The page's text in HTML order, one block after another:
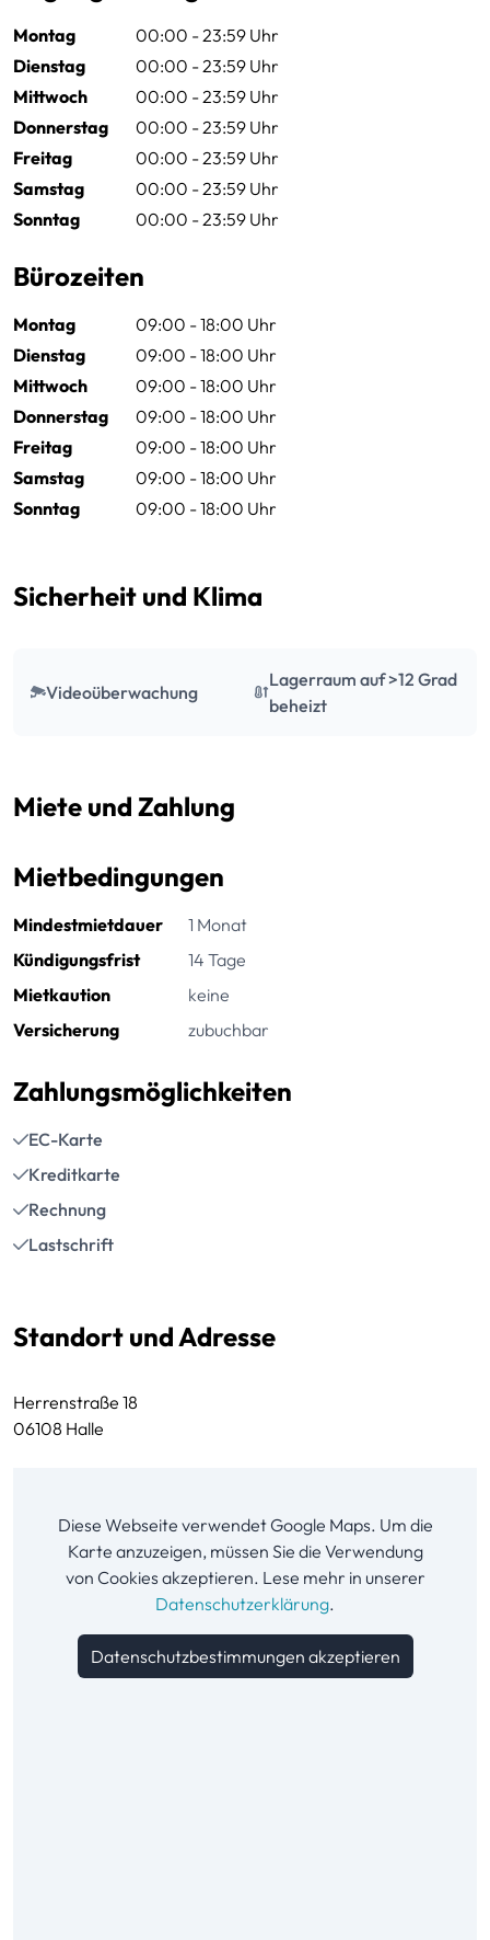
Montag
00:00 - 23:59 Uhr
Dienstag
00:00 - 23:59 Uhr
Mittwoch
00:00 - 23:59 Uhr
Donnerstag
00:00 - 23:59 Uhr
Freitag
00:00 - 23:59 Uhr
Samstag
00:00 - 23:59 Uhr
Sonntag
00:00 - 23:59 Uhr
Bürozeiten
Montag
09:00 - 18:00 Uhr
Dienstag
09:00 - 18:00 Uhr
Mittwoch
09:00 - 18:00 Uhr
Donnerstag
09:00 - 18:00 Uhr
Freitag
09:00 - 18:00 Uhr
Samstag
09:00 - 18:00 Uhr
Sonntag
09:00 - 18:00 Uhr
Sicherheit und Klima
Videoüberwachung
Lagerraum auf >12 Grad
beheizt
Miete und Zahlung
Mietbedingungen
Mindestmietdauer
1 Monat
Kündigungsfrist
14 Tage
Mietkaution
keine
Versicherung
zubuchbar
Zahlungsmöglichkeiten
EC-Karte
Kreditkarte
Rechnung
Lastschrift
Standort und Adresse
Herrenstraße 18
06108 Halle
Diese Webseite verwendet Google Maps. Um die
Karte anzuzeigen, müssen Sie die Verwendung
von Cookies akzeptieren. Lese mehr in unserer
Datenschutzerklärung.
Datenschutzbestimmungen akzeptieren